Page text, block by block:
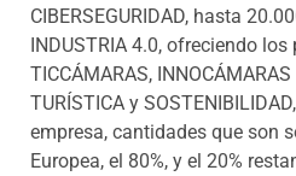
CIBERSEGURIDAD, hasta
INDUSTRIA 4.0, ofreciendo
TICCÁMARAS,
TURÍSTICA y
empresa, cantidades que son
Europea, el 80%, y el 20%